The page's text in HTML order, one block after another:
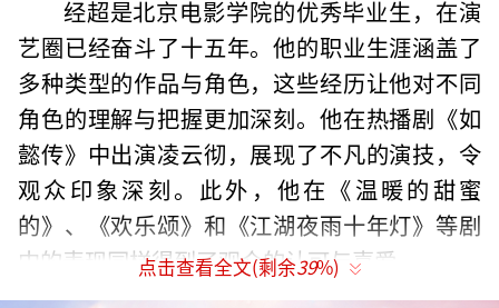
经超是北京电影学院的优秀毕业生，在演
艺圈已经奋斗了十五年。他的职业生涯涵盖了
多种类型的作品与角色，这些经历让他对不同
角色的理解与把握更加深刻。他在热播剧《如
懿传》中出演凌云彻，展现了不凡的演技，令
观众印象深刻。此外，他在《温暖的甜蜜
的》、《欢乐颂》和《江湖夜雨十年灯》等剧
中的表现同样得到了观众的认可与喜爱。
点击查看全文(剩余39%)